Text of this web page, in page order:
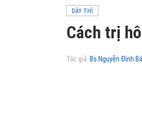
DẬY THÌ
Cách trị
Tác giả: Bs Nguyễn Đình